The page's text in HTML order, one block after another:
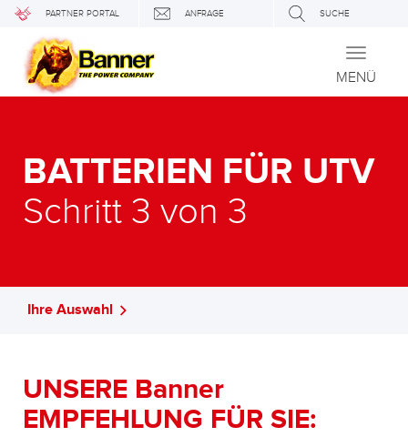
PARTNER PORTAL ANFRAGE SUCHE
Toggle
MENÜ
BATTERIEN FÜR UTV
Schritt 3 von 3
Ihre Auswahl
UNSERE Banner
EMPFEHLUNG FÜR SIE: